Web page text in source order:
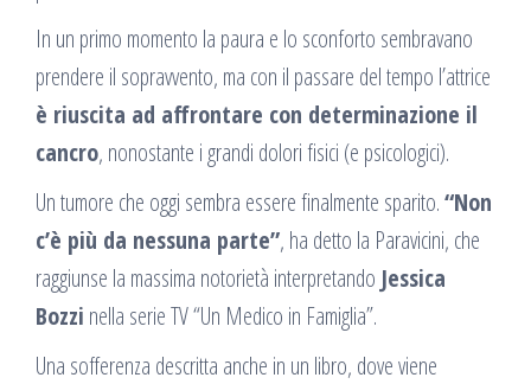
In un primo momento la paura e lo sconforto sembravano
prendere il sopravvento, ma con il passare del tempo l’attrice
è riuscita ad affrontare con determinazione il
cancro, nonostante i grandi dolori fisici (e psicologici).
Un tumore che oggi sembra essere finalmente sparito.“Non
c’è più da nessuna parte”, ha detto la Paravicini, che
raggiunse la massima notorietà interpretando Jessica
Bozzi nella serie TV “Un Medico in Famiglia”.
Una sofferenza descritta anche in un libro, dove viene